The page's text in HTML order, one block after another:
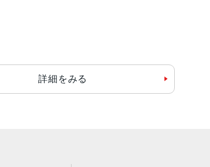
詳細をみる